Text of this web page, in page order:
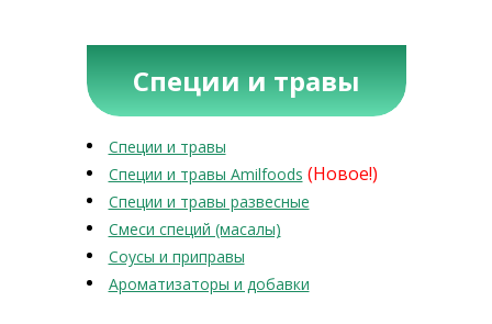
Специи и травы
Специи и травы
Специи и травы Amilfoods (Новое!)
Специи и травы развесные
Смеси специй (масалы)
Соусы и приправы
Ароматизаторы и добавки